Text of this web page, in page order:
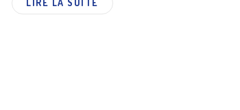
LIRE LA SUITE